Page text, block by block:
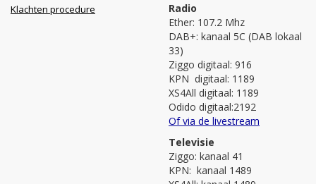
Klachten procedure
Radio
Ether: 107.2 Mhz
DAB+: kanaal 5C (DAB lokaal
33)
Ziggo digitaal: 916
KPN digitaal: 1189
XS4All digitaal: 1189
Odido digitaal:2192
Of via de livestream
Televisie
Ziggo: kanaal 41
KPN: kanaal 1489